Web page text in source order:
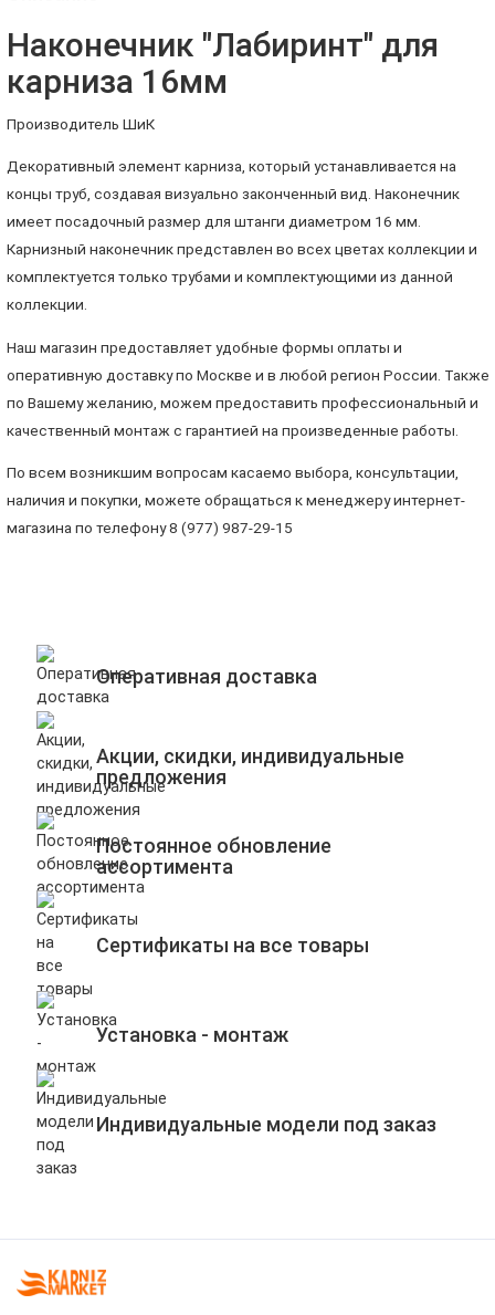
Наконечник "Лабиринт" для
карниза 16мм
Производитель ШиК
Декоративный элемент карниза, который устанавливается на
концы труб, создавая визуально законченный вид. Наконечник
имеет посадочный размер для штанги диаметром 16 мм.
Карнизный наконечник представлен во всех цветах коллекции и
комплектуется только трубами и комплектующими из данной
коллекции.
Наш магазин предоставляет удобные формы оплаты и
оперативную доставку по Москве и в любой регион России. Также
по Вашему желанию, можем предоставить профессиональный и
качественный монтаж с гарантией на произведенные работы.
По всем возникшим вопросам касаемо выбора, консультации,
наличия и покупки, можете обращаться к менеджеру интернет-
магазина по телефону 8 (977) 987-29-15
Оперативная доставка
Акции, скидки, индивидуальные
предложения
Постоянное обновление
ассортимента
Сертификаты на все товары
Установка - монтаж
Индивидуальные модели под заказ